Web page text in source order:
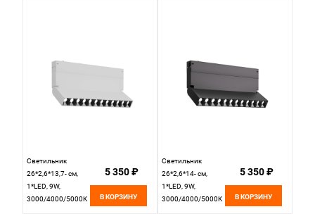
Светильник
26*2,6*13,7- см,
1*LED, 9W,
3000/4000/5000K
5 350 ₽
В КОРЗИНУ
Светильник
26*2,6*14- см,
1*LED, 9W,
3000/4000/5000K
5 350 ₽
В КОРЗИНУ